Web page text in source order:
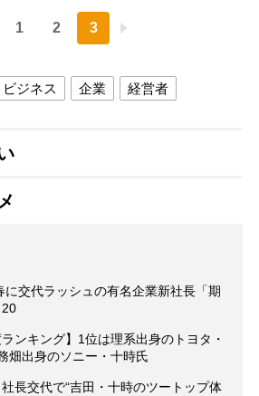
1 2 3
ビジネス 企業 経営者
に交代ラッシュの有名企業新社長「期
ランキング】1位は理系出身のトヨタ・
畑出身のソニー・十時氏
長交代で“吉田・十時のツートップ体